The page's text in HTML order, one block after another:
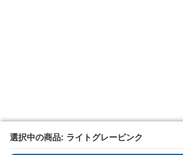
選択中の商品: ライトグレーピンク
選択中の商品: ライトグレーピンク